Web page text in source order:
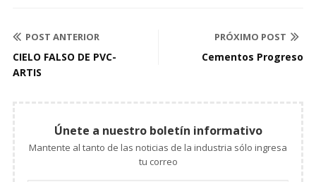
POST ANTERIOR
CIELO FALSO DE PVC-
ARTIS
PRÓXIMO POST
Cementos Progreso
Únete a nuestro boletín informativo
Mantente al tanto de las noticias de la industria sólo ingresa
tu correo